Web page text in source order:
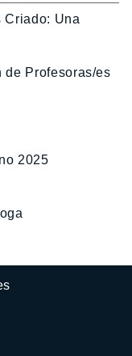
Criado: Una
de Profesoras/es
2025